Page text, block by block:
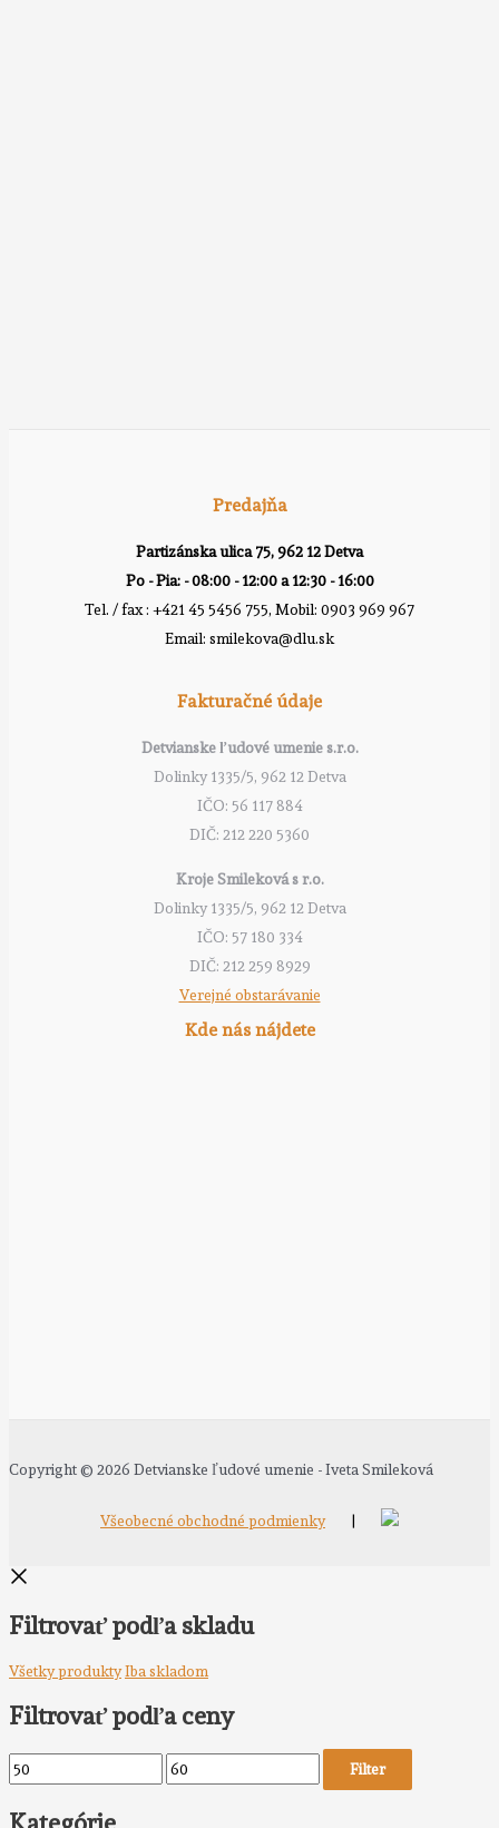
Predajňa
Partizánska ulica 75, 962 12 Detva
Po - Pia: - 08:00 - 12:00 a 12:30 - 16:00
Tel. / fax : +421 45 5456 755, Mobil: 0903 969 967
Email: smilekova@dlu.sk
Fakturačné údaje
Detvianske ľudové umenie s.r.o.
Dolinky 1335/5, 962 12 Detva
IČO: 56 117 884
DIČ: 212 220 5360
Kroje Smileková s r.o.
Dolinky 1335/5, 962 12 Detva
IČO: 57 180 334
DIČ: 212 259 8929
Verejné obstarávanie
Kde nás nájdete
Copyright © 2026 Detvianske ľudové umenie - Iveta Smileková
Všeobecné obchodné podmienky |
Filtrovať podľa skladu
Všetky produktyIba skladom
Filtrovať podľa ceny
Filter